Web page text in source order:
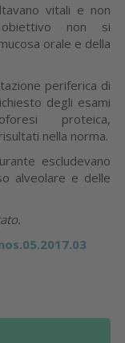
vitali e non
obiettivo non si
orale e della
periferica di
degli esami
proteica,
nella norma.
escludevano
alveolare e delle